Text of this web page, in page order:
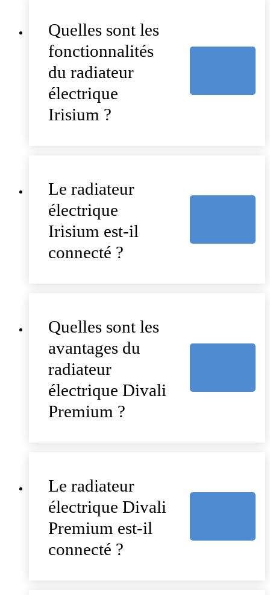
Quelles sont les
fonctionnalités
du radiateur
électrique
Irisium ?
Le radiateur
électrique
Irisium est-il
connecté ?
Quelles sont les
avantages du
radiateur
électrique Divali
Premium ?
Le radiateur
électrique Divali
Premium est-il
connecté ?